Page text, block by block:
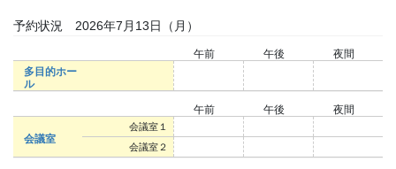
ョ
予約状況 2026年7月13日（月）
午前 午後
夜間
多目的ホー
ル
午前 午後 夜間
会議室
会議室１
会議室２